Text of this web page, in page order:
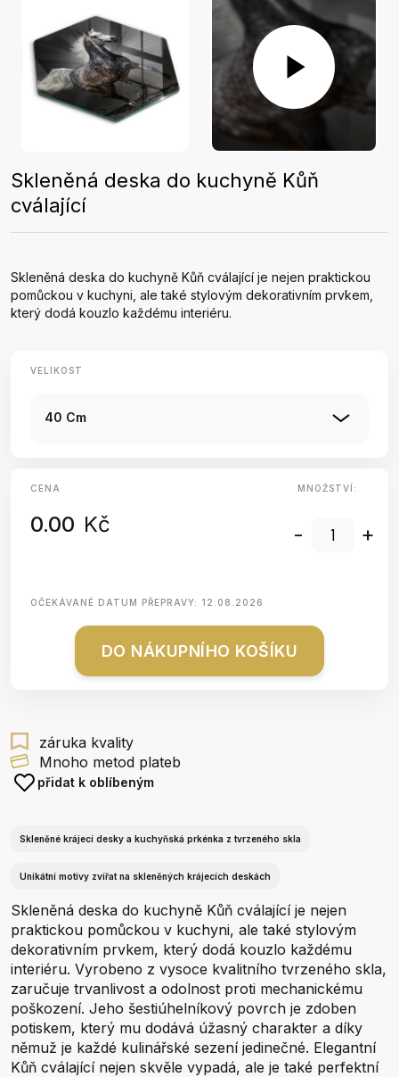
Skleněná deska do kuchyně Kůň
cválající
Skleněná deska do kuchyně Kůň cválající je nejen praktickou
pomůckou v kuchyni, ale také stylovým dekorativním prvkem,
který dodá kouzlo každému interiéru.
VELIKOST
40 Cm
CENA
0.00 Kč
MNOŽSTVÍ:
- +
OČEKÁVANÉ DATUM PŘEPRAVY: 12.08.2026
DO NÁKUPNÍHO KOŠÍKU
záruka kvality
Mnoho metod plateb
přidat k oblíbeným
Skleněné krájecí desky a kuchyňská prkénka z tvrzeného skla
Unikátní motivy zvířat na skleněných krájecích deskách
Skleněná deska do kuchyně Kůň cválající je nejen
praktickou pomůckou v kuchyni, ale také stylovým
dekorativním prvkem, který dodá kouzlo každému
interiéru. Vyrobeno z vysoce kvalitního tvrzeného skla,
zaručuje trvanlivost a odolnost proti mechanickému
poškození. Jeho šestiúhelníkový povrch je zdoben
potiskem, který mu dodává úžasný charakter a díky
němuž je každé kulinářské sezení jedinečné. Elegantní
Kůň cválající nejen skvěle vypadá, ale je také perfektní